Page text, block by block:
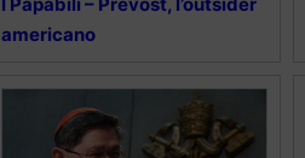
I Papabili – Prevost, l’outsider
americano